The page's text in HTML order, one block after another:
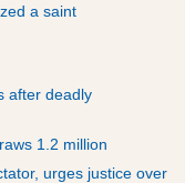
a saint
after deadly
1.2 million
urges justice over